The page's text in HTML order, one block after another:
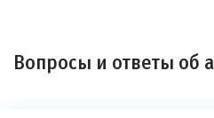
Вопросы и ответы об